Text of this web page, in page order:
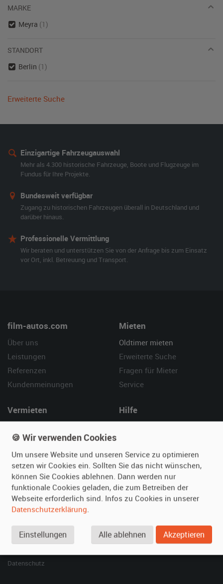
MARKE
Meyra (1)
STANDORT
Berlin (1)
Erweiterte Suche
Einzigartige Fahrzeugauswahl
Mehr als 4.300 historische Fahrzeuge, Boote und Flugzeuge im
Fundus für Ihre Projekte.
Bundesweit verfügbar
Zugang zu historischen Fahrzeugen überall in Deutschland und
darüber hinaus.
Professionelle Vermittlung
Wir beraten und unterstützen Sie von der Anfrage bis zum Einsatz
vor Ort, inkl. Betreuung und Transport.
film-autos.com
Über uns
Leistungen
Referenzen
Kundenmeinungen
Mieten
Oldtimer mieten
Erweiterte Suche
Fragen für Mieter
Service
Vermieten
Fotos senden
Fragen für Vermieter
Inserat verwalten
Hilfe
Kontakt
SPECIAL
Berühmte Filmautos –
Datenschutz
🍪 Wir verwenden Cookies
Um unsere Website und unseren Service zu optimieren
setzen wir Cookies ein. Sollten Sie das nicht wünschen,
können Sie Cookies ablehnen. Dann werden nur
funktionale Cookies geladen, die zum Betreiben der
Webseite erforderlich sind. Infos zu Cookies in unserer
Datenschutzerklärung.
Einstellungen Alle ablehnen Akzeptieren